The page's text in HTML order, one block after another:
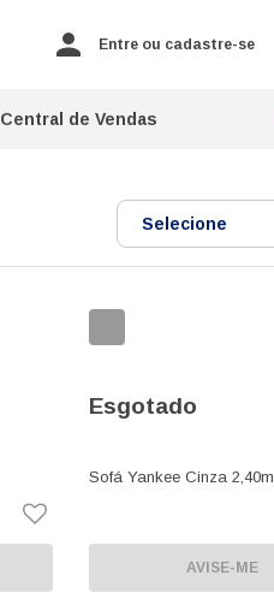
Entre ou cadastre-se
Central de Vendas
Selecione
Esgotado
Sofá Yankee Cinza 2,40m
AVISE-ME